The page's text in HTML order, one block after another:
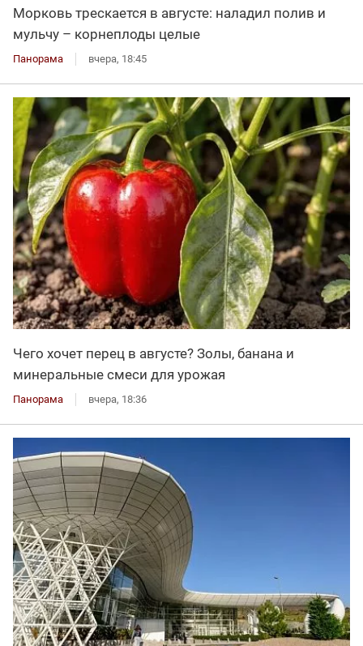
Морковь трескается в августе: наладил полив и
мульчу – корнеплоды целые
Панорама вчера, 18:45
Чего хочет перец в августе? Золы, банана и
минеральные смеси для урожая
Панорама вчера, 18:36